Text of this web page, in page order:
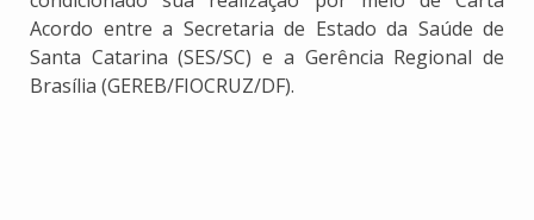
Acordo entre a Secretaria de Estado da Saúde de
Santa Catarina (SES/SC) e a Gerência Regional de
Brasília (GEREB/FIOCRUZ/DF).